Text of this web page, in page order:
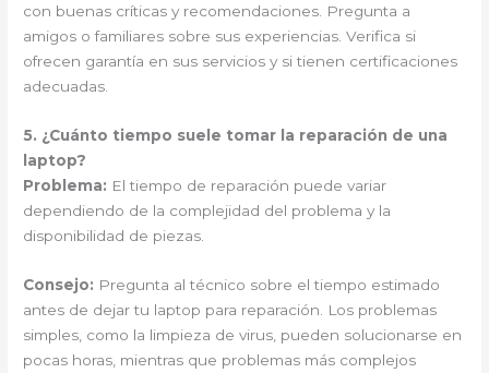
con buenas críticas y recomendaciones. Pregunta a
amigos o familiares sobre sus experiencias. Verifica si
ofrecen garantía en sus servicios y si tienen certificaciones
adecuadas.
5. ¿Cuánto tiempo suele tomar la reparación de una
laptop?
Problema: El tiempo de reparación puede variar
dependiendo de la complejidad del problema y la
disponibilidad de piezas.
Consejo: Pregunta al técnico sobre el tiempo estimado
antes de dejar tu laptop para reparación. Los problemas
simples, como la limpieza de virus, pueden solucionarse en
pocas horas, mientras que problemas más complejos